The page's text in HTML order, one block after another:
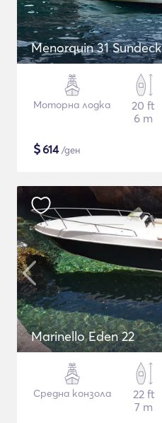
Menorquin 31 Sundeck
Моторна лодка
20 ft
6 m
$614/ден
Marinello Eden 22
Средна конзола
22 ft
7 m